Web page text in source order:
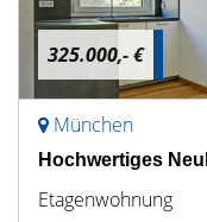
325.000,- €
München
Hochwertiges
Etagenwohnung